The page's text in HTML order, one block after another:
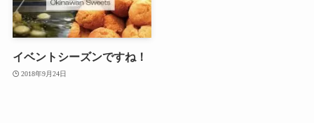
イベントシーズンですね！
2018年9月24日